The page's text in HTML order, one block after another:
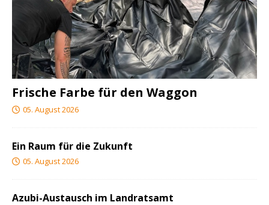
Frische Farbe für den Waggon
05. August 2026
Ein Raum für die Zukunft
05. August 2026
Azubi-Austausch im Landratsamt